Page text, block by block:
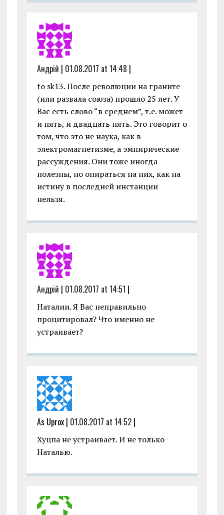
Андрiй | 01.08.2017 at 14:48 |
to sk13. После революции на граните
(или развала союза) прошло 25 лет. У
Вас есть слово “в среднем”, т.е. может
и пять, и двадцать пять. Это говорит о
том, что это не наука, как в
электромагнетизме, а эмпирические
рассуждения. Они тоже иногда
полезны, но опираться на них, как на
истину в последней инстанции
нельзя.
Андрiй | 01.08.2017 at 14:51 |
Наталии. Я Вас неправильно
процитировал? Что именно не
устраивает?
As Uprox | 01.08.2017 at 14:52|
Хуцпа не устраивает. И не только
Наталью.